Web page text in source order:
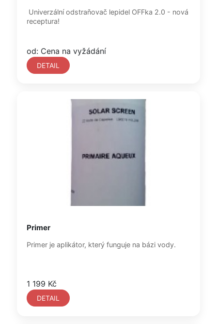
Univerzální odstraňovač lepidel OFFka 2.0 - nová
receptura!
od: Cena na vyžádání
DETAIL
Primer
Primer je aplikátor, který funguje na bázi vody.
1 199 Kč
DETAIL